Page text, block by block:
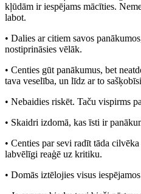
kļūdām ir iespējams mācīties.
labot.
• Dalies ar citiem savos
nostiprināsies vēlāk.
• Centies gūt panākumus, bet
tava veselība, un līdz ar to
• Nebaidies riskēt. Taču vispirms
• Skaidri izdomā, kas īsti ir
• Centies par sevi radīt tāda
labvēlīgi reaģē uz kritiku.
• Domās iztēlojies visus